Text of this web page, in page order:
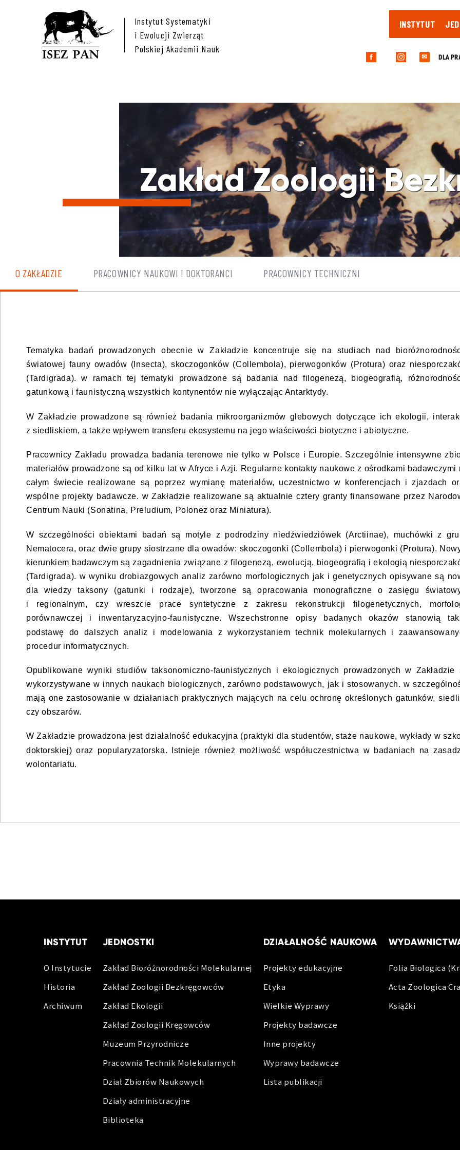
Instytut Systematyki
i Ewolucji Zwierząt
Polskiej Akademii Nauk
INSTYTUT
✉ DLA
Zakład Zoologii
O ZAKŁADZIE PRACOWNICY NAUKOWI I DOKTORANCI PRACOWNICY TECHNICZNI
Tematyka badań prowadzonych obecnie w Zakładzie koncentruje się na studiach nad
światowej fauny owadów (Insecta), skoczogonków (Collembola), pierwogonków (Protura) oraz
(Tardigrada). w ramach tej tematyki prowadzone są badania nad filogenezą, biogeografią,
gatunkową i faunistyczną wszystkich kontynentów nie wyłączając Antarktydy.
W Zakładzie prowadzone są również badania mikroorganizmów glebowych dotyczące ich ekologii,
z siedliskiem, a także wpływem transferu ekosystemu na jego właściwości biotyczne i abiotyczne.
Pracownicy Zakładu prowadza badania terenowe nie tylko w Polsce i Europie. Szczególnie intensywne
materiałów prowadzone są od kilku lat w Afryce i Azji. Regularne kontakty naukowe z ośrodkami badawczymi
całym świecie realizowane są poprzez wymianę materiałów, uczestnictwo w konferencjach i zjazdach
wspólne projekty badawcze. w Zakładzie realizowane są aktualnie cztery granty finansowane przez
Centrum Nauki (Sonatina, Preludium, Polonez oraz Miniatura).
W szczególności obiektami badań są motyle z podrodziny niedźwiedziówek (Arctiinae), muchówki z
Nematocera, oraz dwie grupy siostrzane dla owadów: skoczogonki (Collembola) i pierwogonki (Protura).
kierunkiem badawczym są zagadnienia związane z filogenezą, ewolucją, biogeografią i ekologią
(Tardigrada). w wyniku drobiazgowych analiz zarówno morfologicznych jak i genetycznych opisywane są
dla wiedzy taksony (gatunki i rodzaje), tworzone są opracowania monograficzne o zasięgu
i regionalnym, czy wreszcie prace syntetyczne z zakresu rekonstrukcji filogenetycznych,
porównawczej i inwentaryzacyjno-faunistyczne. Wszechstronne opisy badanych okazów stanowią
podstawę do dalszych analiz i modelowania z wykorzystaniem technik molekularnych i
procedur informatycznych.
Opublikowane wyniki studiów taksonomiczno-faunistycznych i ekologicznych prowadzonych w Zakładzie
wykorzystywane w innych naukach biologicznych, zarówno podstawowych, jak i stosowanych. w
mają one zastosowanie w działaniach praktycznych mających na celu ochronę określonych gatunków,
czy obszarów.
W Zakładzie prowadzona jest działalność edukacyjna (praktyki dla studentów, staże naukowe, wykłady w
doktorskiej) oraz popularyzatorska. Istnieje również możliwość współuczestnictwa w badaniach na
wolontariatu.
INSTYTUT
O Instytucie
Historia
Archiwum
JEDNOSTKI
Zakład Bioróżnorodności Molekularnej
Zakład Zoologii Bezkręgowców
Zakład Ekologii
Zakład Zoologii Kręgowców
Muzeum Przyrodnicze
Pracownia Technik Molekularnych
Dział Zbiorów Naukowych
Działy administracyjne
Biblioteka
DZIAŁALNOŚĆ NAUKOWA
Projekty edukacyjne
Etyka
Wielkie Wyprawy
Projekty badawcze
Inne projekty
Wyprawy badawcze
Lista publikacji
Folia Biologica
Acta Zoologica
Książki